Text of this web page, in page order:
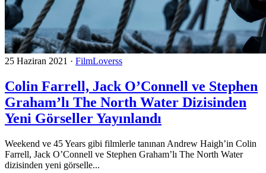
25 Haziran 2021 · FilmLoverss
Colin Farrell, Jack O’Connell ve Stephen
Graham’lı The North Water Dizisinden
Yeni Görseller Yayınlandı
Weekend ve 45 Years gibi filmlerle tanınan Andrew Haigh’in Colin
Farrell, Jack O’Connell ve Stephen Graham’lı The North Water
dizisinden yeni görselle...